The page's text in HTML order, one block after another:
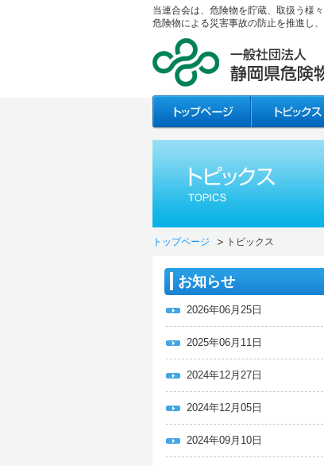
当連合会は、危険物を貯蔵、取扱う様
危険物による災害事故の防止を推進し
トップページ トピックス
お知らせ
2026年06月25日
2025年06月11日
2024年12月27日
2024年12月05日
2024年09月10日